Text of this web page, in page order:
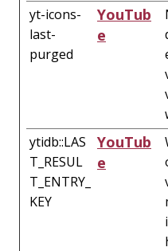
yt-icons-
last-
purged
YouTub
e
ytidb::LAS
T_RESUL
T_ENTRY_
KEY
YouTub
e